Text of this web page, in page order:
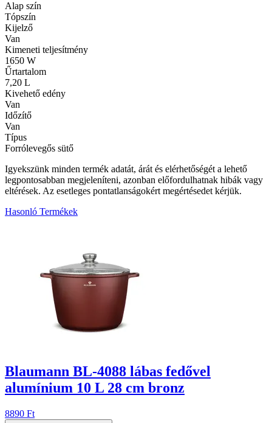
Alap szín
Tópszín
Kijelző
Van
Kimeneti teljesítmény
1650 W
Űrtartalom
7,20 L
Kivehető edény
Van
Időzítő
Van
Típus
Forrólevegős sütő
Igyekszünk minden termék adatát, árát és elérhetőségét a lehető
legpontosabban megjeleníteni, azonban előfordulhatnak hibák vagy
eltérések. Az esetleges pontatlanságokért megértésedet kérjük.
Hasonló Termékek
Blaumann BL-4088 lábas fedővel
alumínium 10 L 28 cm bronz
8890 Ft